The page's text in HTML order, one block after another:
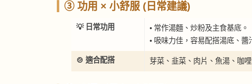
③ 功用 × 小舒服 (日常建議)
💡 日常功用
• 常作湯麵、炒粉及主食基底。
• 吸味力佳，容易配搭湯底、醬
🍲 適合配搭 芽菜、韭菜、肉片、魚湯、咖